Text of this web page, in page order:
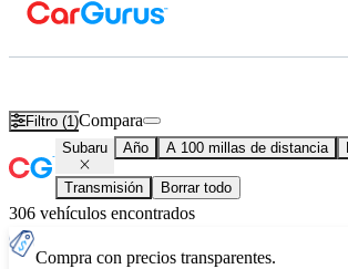
Filtro (1)Compara
Subaru Año A 100 millas de distancia
Transmisión Borrar todo
306 vehículos encontrados
Compra con precios transparentes.